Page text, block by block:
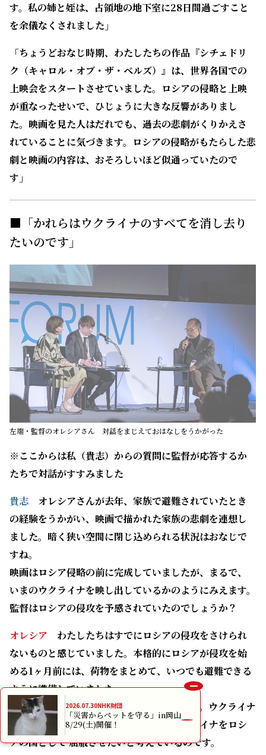
す。私の姉と姪は、占領地の地下室に28日間過ごすこと
を余儀なくされました」
「ちょうどおなじ時期、わたしたちの作品『シチェドリ
ク（キャロル・オブ・ザ・ベルズ）』は、世界各国での
上映会をスタートさせていました。ロシアの侵略と上映
が重なったせいで、ひじょうに大きな反響がありまし
た。映画を見た人はだれでも、過去の悲劇がくりかえさ
れていることに気づきます。ロシアの侵略がもたらした悲
劇と映画の内容は、おそろしいほど似通っていたので
す」
■「かれらはウクライナのすべてを消し去り
たいのです」
左端・監督のオレシアさん 対話をまじえておはなしをうかがった
※ここからは私（貴志）からの質問に監督が応答するか
たちで対話がすすみました
貴志
オレシアさんが去年、家族で避難されていたとき
の経験をうかがい、映画で描かれた家族の悲劇を連想し
ました。暗く狭い空間に閉じ込められる状況はおなじで
すね。
映画はロシア侵略の前に完成していましたが、まるで、
いまのウクライナを映し出しているかのようにみえます。
監督はロシアの侵攻を予感されていたのでしょうか？
オレシア わたしたちはすでにロシアの侵攻をさけられ
ないものと感じていました。本格的にロシアが侵攻を始
める1ヶ月前には、荷物をまとめて、いつでも避難できる
ように準備していました。
ロシアにとってはウクライナは邪魔なのです。ウクライナ
の存在を消し去りたい。いまも昔も、ウクライナをロシ
アの国として 屈服させたいと考えているのです。
2026.07.30NHK財団
「災害からペットを守る」in岡山
8/29(土)開催！